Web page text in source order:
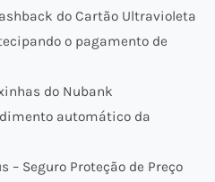
do Cartão Ultravioleta
o pagamento de
do Nubank
automático da
– Seguro Proteção de Preço